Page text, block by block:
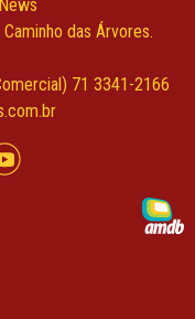
das Árvores.
71 3341-2166